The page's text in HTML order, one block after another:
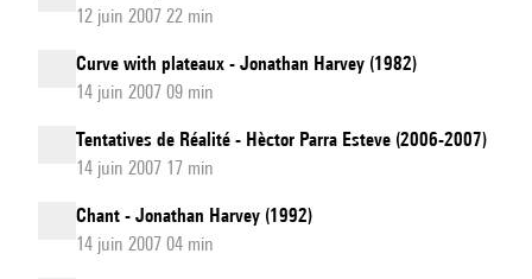
12 juin 2007 22 min
Curve with plateaux - Jonathan Harvey (1982)
14 juin 2007 09 min
Tentatives de Réalité - Hèctor Parra Esteve (2006-2007)
14 juin 2007 17 min
Chant - Jonathan Harvey (1992)
14 juin 2007 04 min